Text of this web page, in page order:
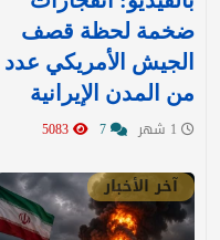
ضخمة لحظة قصف
الجيش الأمريكي عدد
من المدن الإيرانية
آخر الأخبار